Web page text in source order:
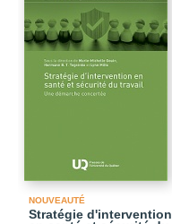
NOUVEAUTÉ
Stratégie d'intervention